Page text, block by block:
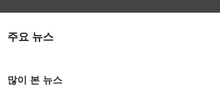
주요 뉴스
많이 본 뉴스